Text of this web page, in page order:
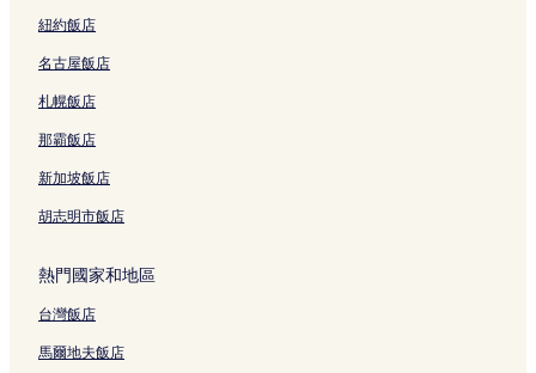
紐約飯店
名古屋飯店
札幌飯店
那霸飯店
新加坡飯店
胡志明市飯店
熱門國家和地區
台灣飯店
馬爾地夫飯店